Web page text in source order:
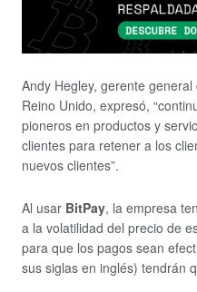
Andy Hegley, gerente general
Reino Unido, expresó,
pioneros en productos y
clientes para retener a los
nuevos clientes”.
Al usar BitPay, la empresa
a la volatilidad del precio de
para que los pagos sean
sus siglas en inglés) tendrán